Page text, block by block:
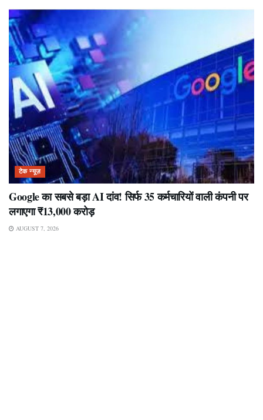
टेक न्यूज़
Google का सबसे बड़ा AI दांव! सिर्फ 35 कर्मचारियों वाली कंपनी पर
लगाएगा ₹13,000 करोड़
AUGUST 7, 2026